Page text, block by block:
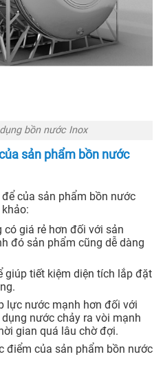
bồn nước Inox
sản phẩm bồn nước
của sản phẩm bồn nước
giá rẻ hơn đối với sản
đó sản phẩm cũng dễ dàng
giúp tiết kiệm diện tích lắp đặt
lực nước mạnh hơn đối với
nước chảy ra vòi mạnh
gian quá lâu chờ đợi.
điểm của sản phẩm bồn nước